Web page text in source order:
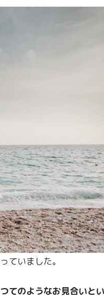
ていました。
てのようなお見合いと